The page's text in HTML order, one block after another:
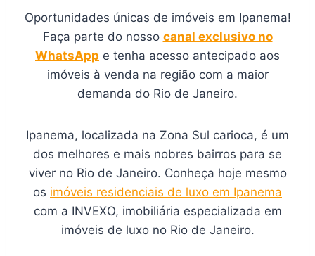
Oportunidades únicas de imóveis em Ipanema!
Faça parte do nosso canal exclusivo no
WhatsApp e tenha acesso antecipado aos
imóveis à venda na região com a maior
demanda do Rio de Janeiro.
Ipanema, localizada na Zona Sul carioca, é um
dos melhores e mais nobres bairros para se
viver no Rio de Janeiro. Conheça hoje mesmo
os imóveis residenciais de luxo em Ipanema
com a INVEXO, imobiliária especializada em
imóveis de luxo no Rio de Janeiro.